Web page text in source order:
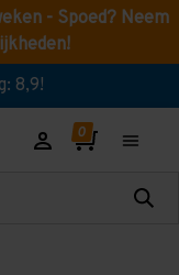
- Spoed? Neem
8,9!